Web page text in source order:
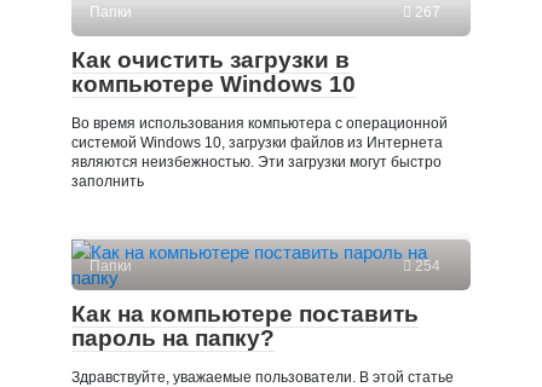
Папки
267
Как очистить загрузки в
компьютере Windows 10
Во время использования компьютера с операционной
системой Windows 10, загрузки файлов из Интернета
являются неизбежностью. Эти загрузки могут быстро
заполнить
Папки 254
Как на компьютере поставить
пароль на папку?
Здравствуйте, уважаемые пользователи. В этой статье